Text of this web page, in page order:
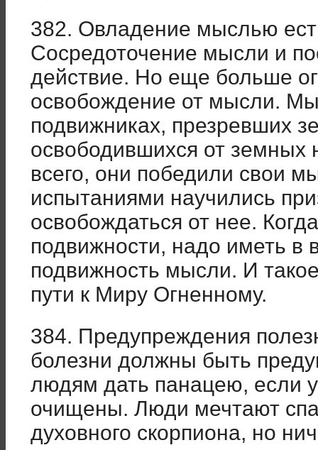
382. Овладение мыслью
Сосредоточение мысли и
действие. Но еще больше
освобождение от мысли.
подвижниках, презревших
освободившихся от
всего, они победили свои
испытаниями научились
освобождаться от нее.
подвижности, надо иметь в
подвижность мысли. И
пути к Миру Огненному.
384. Предупреждения
болезни должны быть
людям дать панацею, если
очищены. Люди мечтают
духовного скорпиона, но